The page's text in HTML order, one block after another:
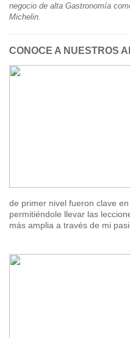
negocio de alta Gastronomía
Michelin.
CONOCE A NUESTROS
de primer nivel fueron clave
permitiéndole llevar las
más amplia a través de mi